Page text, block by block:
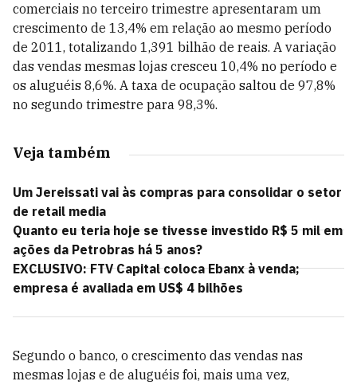
comerciais no terceiro trimestre apresentaram um
crescimento de 13,4% em relação ao mesmo período
de 2011, totalizando 1,391 bilhão de reais. A variação
das vendas mesmas lojas cresceu 10,4% no período e
os aluguéis 8,6%. A taxa de ocupação saltou de 97,8%
no segundo trimestre para 98,3%.
Veja também
Um Jereissati vai às compras para consolidar o setor
de retail media
Quanto eu teria hoje se tivesse investido R$ 5 mil em
ações da Petrobras há 5 anos?
EXCLUSIVO: FTV Capital coloca Ebanx à venda;
empresa é avaliada em US$ 4 bilhões
Segundo o banco, o crescimento das vendas nas
mesmas lojas e de aluguéis foi, mais uma vez,